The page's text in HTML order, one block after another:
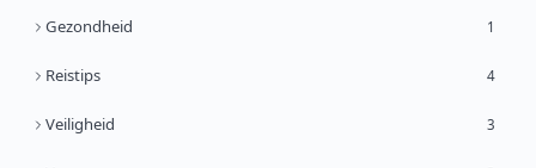
Gezondheid 1
Reistips 4
Veiligheid 3